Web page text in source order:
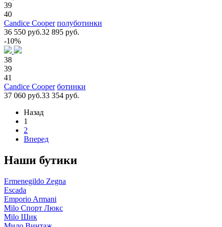
39
40
Candice Cooper полуботинки
36 550 руб.32 895 руб.
-10%
38
39
41
Candice Cooper ботинки
37 060 руб.33 354 руб.
Назад
1
2
Вперед
Наши бутики
Ermenegildo Zegna
Escada
Emporio Armani
Milo Спорт Люкс
Milo Шик